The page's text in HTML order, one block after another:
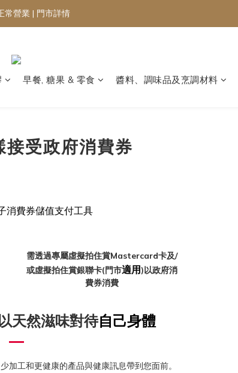
常營業 | 門市詳情
早餐, 糖果 & 零食 醬料、調味品及烹調材料
接受政府消費券
消費券儲值支付工具
需透過專屬虛擬拍住賞Mastercard卡及/
或虛擬拍住賞銀聯卡(門市適用)以政府消
費券消費
天然滋味對待自己身體
工和更健康的產品與健康訊息帶到您面前。